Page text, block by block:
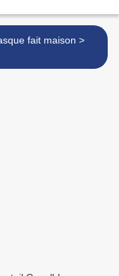
Masque fait maison >